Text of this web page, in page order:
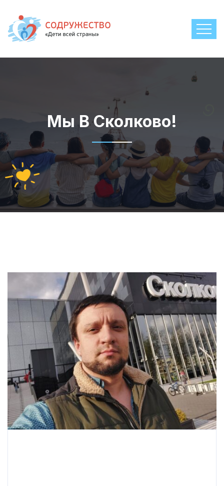
Мы В Сколково!